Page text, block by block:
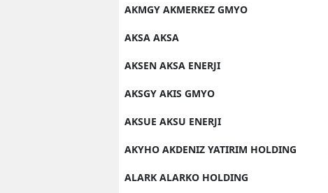
AKMGY AKMERKEZ GMYO
AKSA AKSA
AKSEN AKSA ENERJI
AKSGY AKIS GMYO
AKSUE AKSU ENERJI
AKYHO AKDENIZ YATIRIM HOLDING
ALARK ALARKO HOLDING